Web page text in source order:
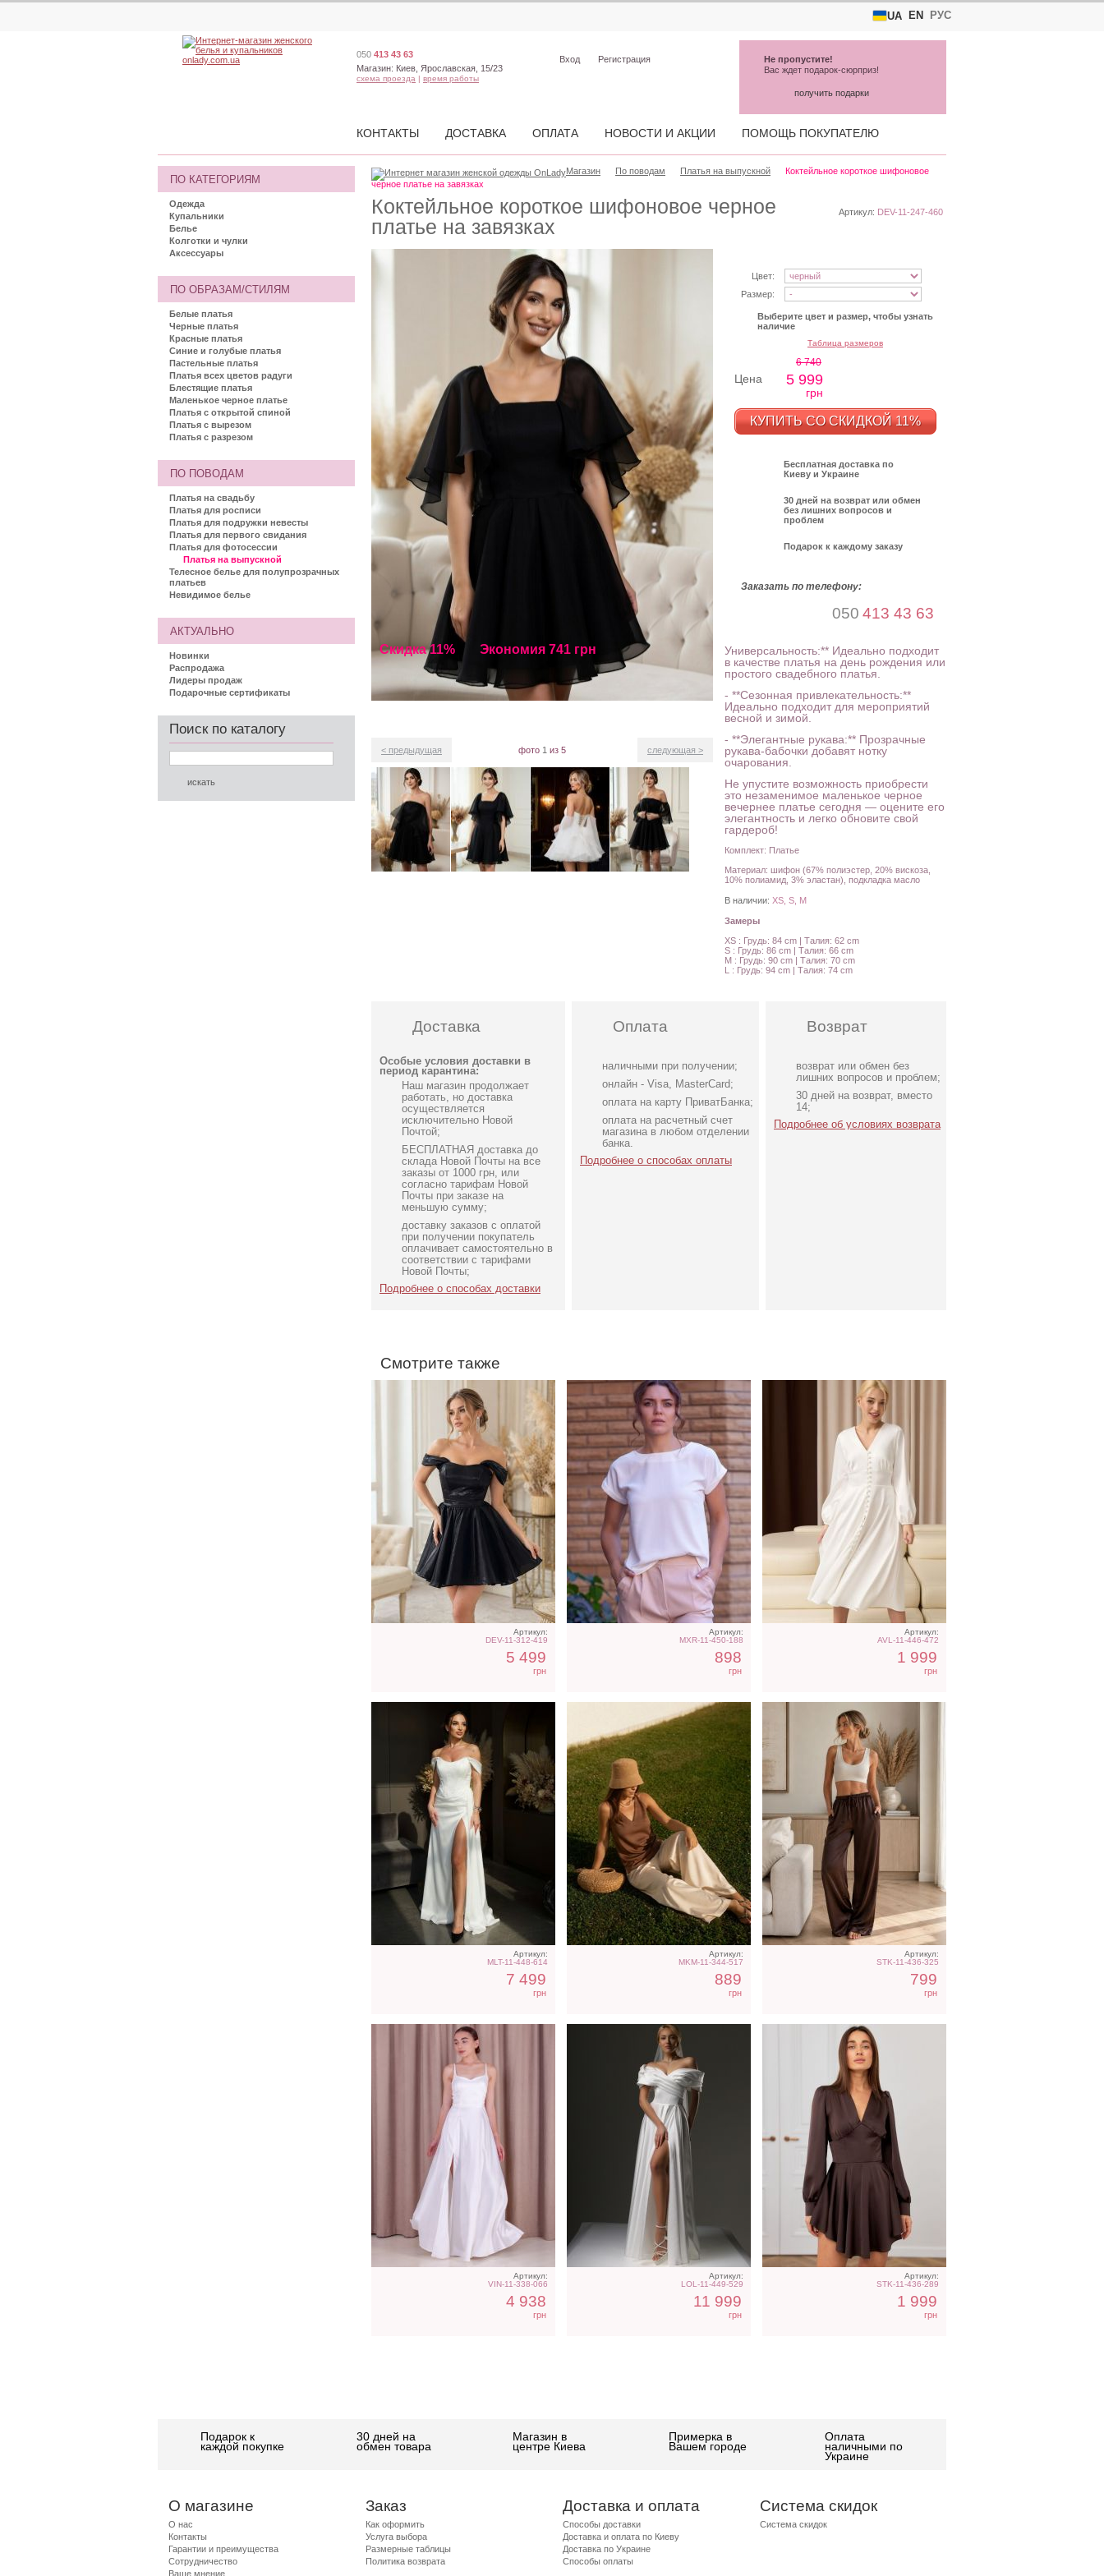
UA EN РУС
Коктейльное короткое шифоновое черное
платье на завязках
Артикул: DEV-11-247-460
Скидка 11% Экономия 741 грн
Цвет:
Размер:
Выберите цвет и размер, чтобы узнать
наличие
Таблица размеров
Цена
6 740
5 999
грн
КУПИТЬ СО СКИДКОЙ 11%
Бесплатная доставка по
Киеву и Украине
30 дней на возврат или обмен
без лишних вопросов и
проблем
Подарок к каждому заказу
Заказать по телефону:
050 413 43 63
Универсальность:** Идеально подходит
в качестве платья на день рождения или
простого свадебного платья.
- **Сезонная привлекательность:**
Идеально подходит для мероприятий
весной и зимой.
- **Элегантные рукава:** Прозрачные
рукава-бабочки добавят нотку
очарования.
Не упустите возможность приобрести
это незаменимое маленькое черное
вечернее платье сегодня — оцените его
элегантность и легко обновите свой
гардероб!
Комплект: Платье
Материал: шифон (67% полиэстер, 20% вискоза,
10% полиамид, 3% эластан), подкладка масло
В наличии: XS, S, M
Замеры
XS : Грудь: 84 cm | Талия: 62 cm
S : Грудь: 86 cm | Талия: 66 cm
M : Грудь: 90 cm | Талия: 70 cm
L : Грудь: 94 cm | Талия: 74 cm
< предыдущая фото 1 из 5 следующая >
Доставка
Особые условия доставки в
период карантина:
Наш магазин продолжает
работать, но доставка
осуществляется
исключительно Новой
Почтой;
БЕСПЛАТНАЯ доставка до
склада Новой Почты на все
заказы от 1000 грн, или
согласно тарифам Новой
Почты при заказе на
меньшую сумму;
доставку заказов с оплатой
при получении покупатель
оплачивает самостоятельно в
соответствии с тарифами
Новой Почты;
Подробнее о способах доставки
Оплата
наличными при получении;
онлайн - Visa, MasterCard;
оплата на карту ПриватБанка;
оплата на расчетный счет
магазина в любом отделении
банка.
Подробнее о способах оплаты
Возврат
возврат или обмен без
лишних вопросов и проблем;
30 дней на возврат, вместо
14;
Подробнее об условиях возврата
Смотрите также
Короткое черное
нарядное короткое платье
на выпускной
Артикул:
DEV-11-312-419
5 499
грн
Артикул:
MXR-11-450-188
898
грн
Артикул:
AVL-11-446-472
1 999
грн
Вечернее нарядное
корсетное платье белого
цвета
Артикул:
MLT-11-448-614
7 499
грн
Коричневая классическая
шелковая майка с V-
вырезом
Артикул:
MKM-11-344-517
889
грн
Классические
шоколадные шелковые
летние женские брюки
Артикул:
STK-11-436-325
799
грн
Атласное длинное платье
на бретелях в белом цвете
Артикул:
VIN-11-338-066
4 938
грн
Длинное свадебное белое
платье с отрытыми
плечами
Артикул:
LOL-11-449-529
11 999
грн
Коктейльное короткое
платье-шорты
шоколадного цвета
Артикул:
STK-11-436-289
1 999
грн
Магазин По поводам Платья на выпускной
Коктейльное короткое шифоновое
черное платье на завязках
ПО КАТЕГОРИЯМ
Одежда
Купальники
Белье
Колготки и чулки
Аксессуары
ПО ОБРАЗАМ/СТИЛЯМ
Белые платья
Черные платья
Красные платья
Синие и голубые платья
Пастельные платья
Платья всех цветов радуги
Блестящие платья
Маленькое черное платье
Платья с открытой спиной
Платья с вырезом
Платья с разрезом
ПО ПОВОДАМ
Платья на свадьбу
Платья для росписи
Платья для подружки невесты
Платья для первого свидания
Платья для фотосессии
Платья на выпускной
Телесное белье для полупрозрачных
платьев
Невидимое белье
АКТУАЛЬНО
Новинки
Распродажа
Лидеры продаж
Подарочные сертификаты
Поиск по каталогу
050 413 43 63
Магазин: Киев, Ярославская, 15/23
схема проезда | время работы
Вход Регистрация
КОНТАКТЫ ДОСТАВКА ОПЛАТА НОВОСТИ И АКЦИИ ПОМОЩЬ ПОКУПАТЕЛЮ
Не пропустите!
Вас ждет подарок-сюрприз!
получить подарки
Подарок к
каждой покупке
30 дней на
обмен товара
Магазин в
центре Киева
Примерка в
Вашем городе
Оплата
наличными по
Украине
О магазине
О нас
Контакты
Гарантии и преимущества
Сотрудничество
Ваше мнение
Заказ
Как оформить
Услуга выбора
Размерные таблицы
Политика возврата
Доставка и оплата
Способы доставки
Доставка и оплата по Киеву
Доставка по Украине
Способы оплаты
Система скидок
Система скидок